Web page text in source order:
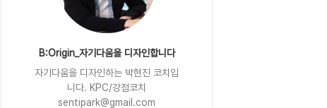
B:Origin_자기다움을 디자인합니다
자기다움을 디자인하는 박현진 코치입
니다. KPC/강점코치
sentipark@gmail.com